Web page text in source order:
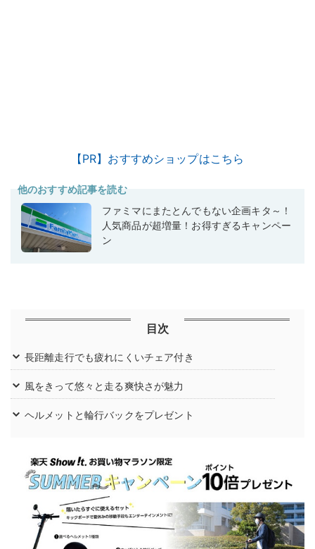
【PR】おすすめショップはこちら
他のおすすめ記事を読む
ファミマにまたとんでもない企画キタ～！
人気商品が超増量！お得すぎるキャンペー
ン
目次
長距離走行でも疲れにくいチェア付き
風をきって悠々と走る爽快さが魅力
ヘルメットと輪行バックをプレゼント